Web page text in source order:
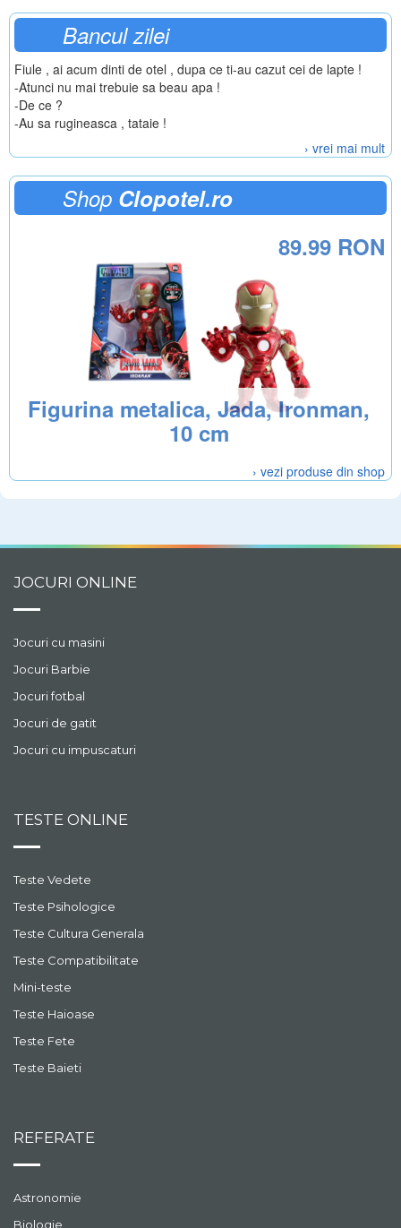
Bancul zilei
Fiule , ai acum dinti de otel , dupa ce ti-au cazut cei de lapte !
-Atunci nu mai trebuie sa beau apa !
-De ce ?
-Au sa rugineasca , tataie !
› vrei mai mult
Shop Clopotel.ro
Figurina metalica, Jada, Ironman,
10 cm
89.99 RON
› vezi produse din shop
JOCURI ONLINE
Jocuri cu masini
Jocuri Barbie
Jocuri fotbal
Jocuri de gatit
Jocuri cu impuscaturi
TESTE ONLINE
Teste Vedete
Teste Psihologice
Teste Cultura Generala
Teste Compatibilitate
Mini-teste
Teste Haioase
Teste Fete
Teste Baieti
REFERATE
Astronomie
Biologie